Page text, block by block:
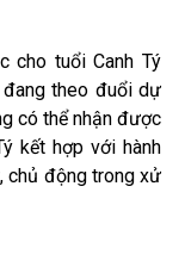
cho tuổi Canh Tý
theo đuổi dự
có thể nhận được
kết hợp với hành
chủ động trong xử